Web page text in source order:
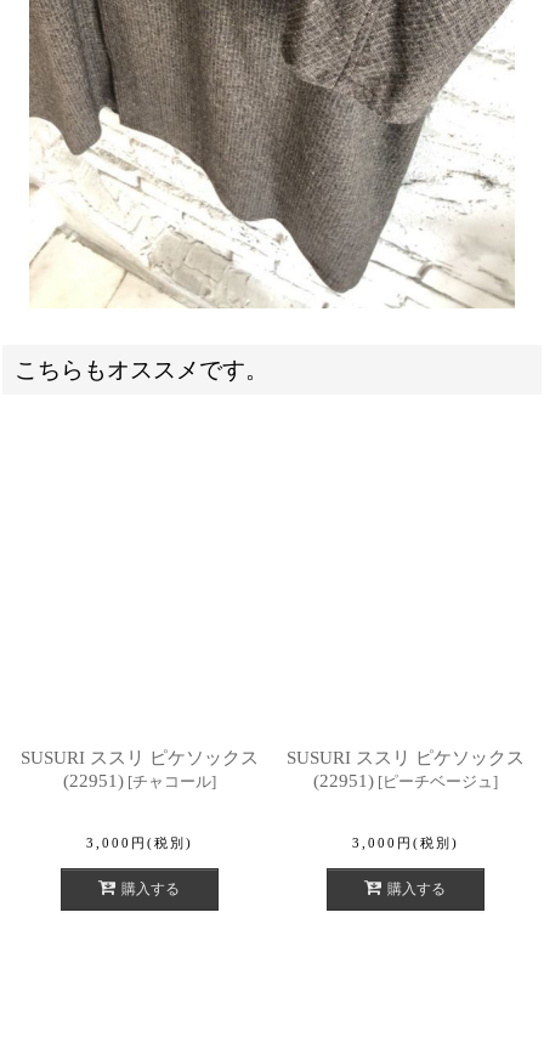
こちらもオススメです。
SUSURI ススリ ピケソックス
(22951) [チャコール]
3,000 円 (税別)
購入する
SUSURI ススリ ピケソックス
(22951) [ピーチベージュ ]
3,000 円 (税別)
購入する